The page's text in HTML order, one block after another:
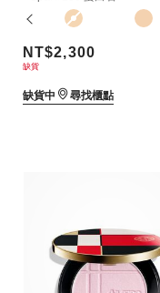
NT$2,300
缺貨
缺貨中 尋找櫃點